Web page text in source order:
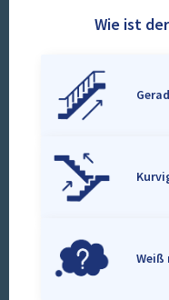
Wie ist
Weiß